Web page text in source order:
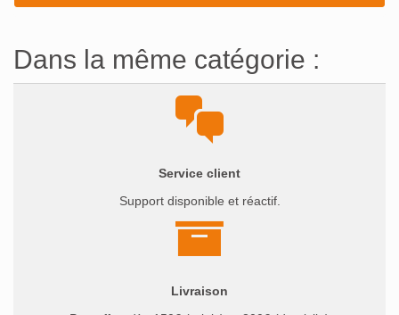
Dans la même catégorie :
Service client
Support disponible et réactif.
Livraison